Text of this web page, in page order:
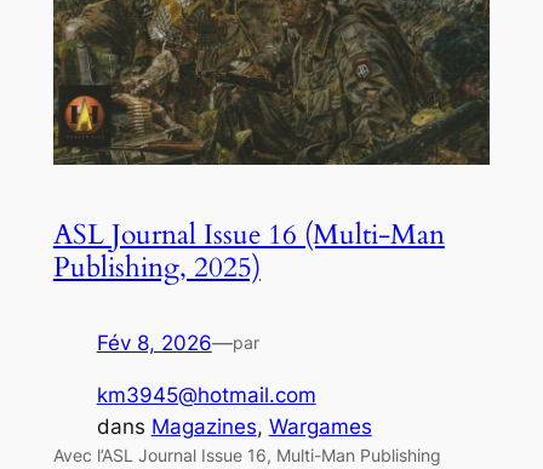
ASL Journal Issue 16 (Multi-Man
Publishing, 2025)
Fév 8, 2026—par
km3945@hotmail.com
dans Magazines, Wargames
Avec l’ASL Journal Issue 16, Multi-Man Publishing